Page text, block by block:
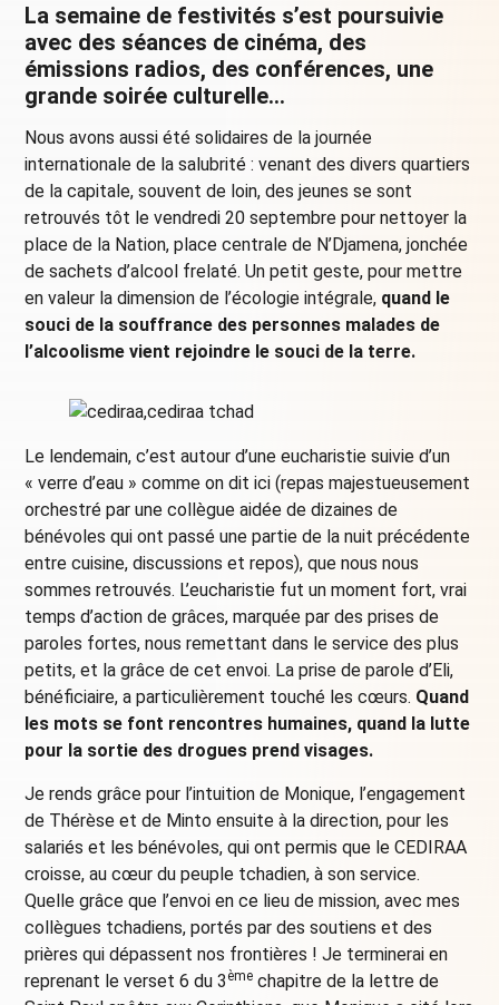
La semaine de festivités s’est poursuivie
avec des séances de cinéma, des
émissions radios, des conférences, une
grande soirée culturelle…
Nous avons aussi été solidaires de la journée
internationale de la salubrité : venant des divers quartiers
de la capitale, souvent de loin, des jeunes se sont
retrouvés tôt le vendredi 20 septembre pour nettoyer la
place de la Nation, place centrale de N’Djamena, jonchée
de sachets d’alcool frelaté. Un petit geste, pour mettre
en valeur la dimension de l’écologie intégrale, quand le
souci de la souffrance des personnes malades de
l’alcoolisme vient rejoindre le souci de la terre.
Le lendemain, c’est autour d’une eucharistie suivie d’un
« verre d’eau » comme on dit ici (repas majestueusement
orchestré par une collègue aidée de dizaines de
bénévoles qui ont passé une partie de la nuit précédente
entre cuisine, discussions et repos), que nous nous
sommes retrouvés. L’eucharistie fut un moment fort, vrai
temps d’action de grâces, marquée par des prises de
paroles fortes, nous remettant dans le service des plus
petits, et la grâce de cet envoi. La prise de parole d’Eli,
bénéficiaire, a particulièrement touché les cœurs. Quand
les mots se font rencontres humaines, quand la lutte
pour la sortie des drogues prend visages.
Je rends grâce pour l’intuition de Monique, l’engagement
de Thérèse et de Minto ensuite à la direction, pour les
salariés et les bénévoles, qui ont permis que le CEDIRAA
croisse, au cœur du peuple tchadien, à son service.
Quelle grâce que l’envoi en ce lieu de mission, avec mes
collègues tchadiens, portés par des soutiens et des
prières qui dépassent nos frontières ! Je terminerai en
reprenant le verset 6 du 3ème chapitre de la lettre de